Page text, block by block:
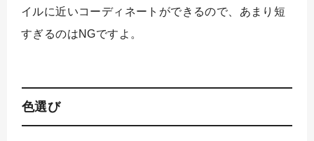
イルに近いコーディネートができるので、あまり短
すぎるのはNGですよ。
色選び